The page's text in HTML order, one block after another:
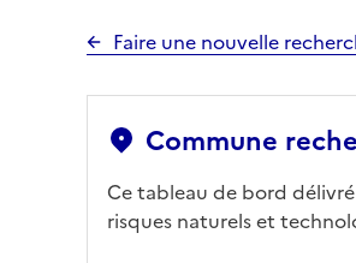
Faire une nouvelle
Commune
Ce tableau de bord
risques naturels et